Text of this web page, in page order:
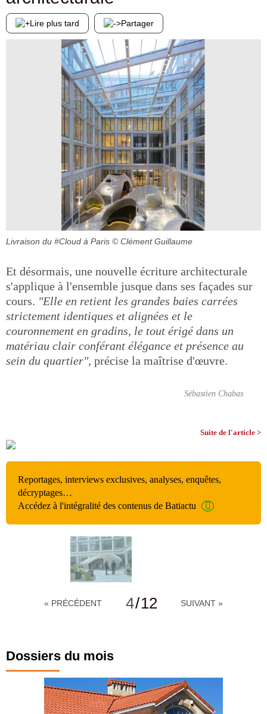
Lire plus tard Partager
Livraison du #Cloud à Paris © Clément Guillaume
Et désormais, une nouvelle écriture architecturale
s'applique à l'ensemble jusque dans ses façades sur
cours. "Elle en retient les grandes baies carrées
strictement identiques et alignées et le
couronnement en gradins, le tout érigé dans un
matériau clair conférant élégance et présence au
sein du quartier", précise la maîtrise d'œuvre.
Sébastien Chabas
Suite de l'article >
Reportages, interviews exclusives, analyses, enquêtes,
décryptages…
Accédez à l'intégralité des contenus de Batiactu
« PRÉCÉDENT 4/12 SUIVANT »
Dossiers du mois